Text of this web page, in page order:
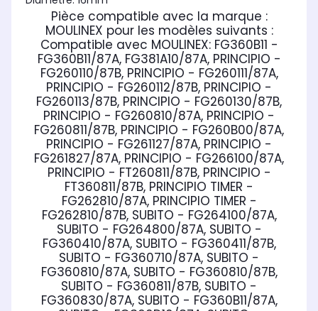
Pièce compatible avec la marque :
MOULINEX pour les modèles suivants :
Compatible avec MOULINEX: FG360B11 -
FG360B11/87A, FG381A10/87A, PRINCIPIO -
FG260110/87B, PRINCIPIO - FG260111/87A,
PRINCIPIO - FG260112/87B, PRINCIPIO -
FG260113/87B, PRINCIPIO - FG260130/87B,
PRINCIPIO - FG260810/87A, PRINCIPIO -
FG260811/87B, PRINCIPIO - FG260B00/87A,
PRINCIPIO - FG261127/87A, PRINCIPIO -
FG261827/87A, PRINCIPIO - FG266100/87A,
PRINCIPIO - FT260811/87B, PRINCIPIO -
FT360811/87B, PRINCIPIO TIMER -
FG262810/87A, PRINCIPIO TIMER -
FG262810/87B, SUBITO - FG264100/87A,
SUBITO - FG264800/87A, SUBITO -
FG360410/87A, SUBITO - FG360411/87B,
SUBITO - FG360710/87A, SUBITO -
FG360810/87A, SUBITO - FG360810/87B,
SUBITO - FG360811/87B, SUBITO -
FG360830/87A, SUBITO - FG360B11/87A,